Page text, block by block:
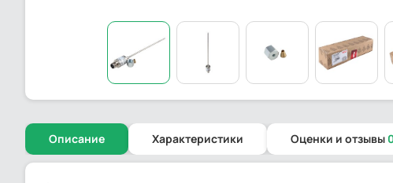
Описание Характеристики Оценки и отзывы